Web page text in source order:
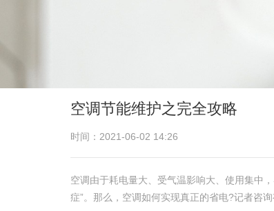
空调节能维护之完全攻略
时间：2021-06-02 14:26
空调由于耗电量大、受气温影响大、使用集中
症”。那么，空调如何实现真正的省电?记者咨